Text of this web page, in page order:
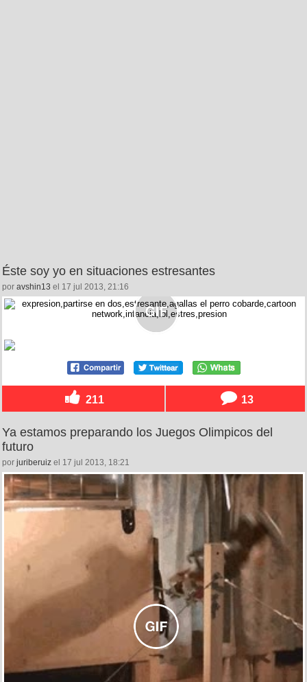
Éste soy yo en situaciones estresantes
por avshin13 el 17 jul 2013, 21:16
211 13
Ya estamos preparando los Juegos Olimpicos del
futuro
por juriberuiz el 17 jul 2013, 18:21